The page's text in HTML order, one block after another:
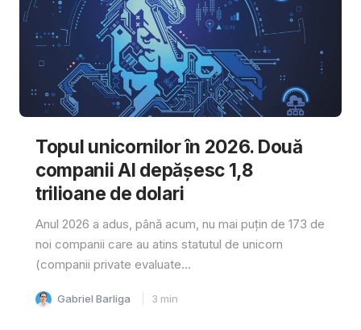
Topul unicornilor în 2026. Două
companii AI depășesc 1,8
trilioane de dolari
Anul 2026 a adus, până acum, nu mai puțin de 173 de
noi companii care au atins statutul de unicorn
(companii private evaluate...
Gabriel Barliga 3 min